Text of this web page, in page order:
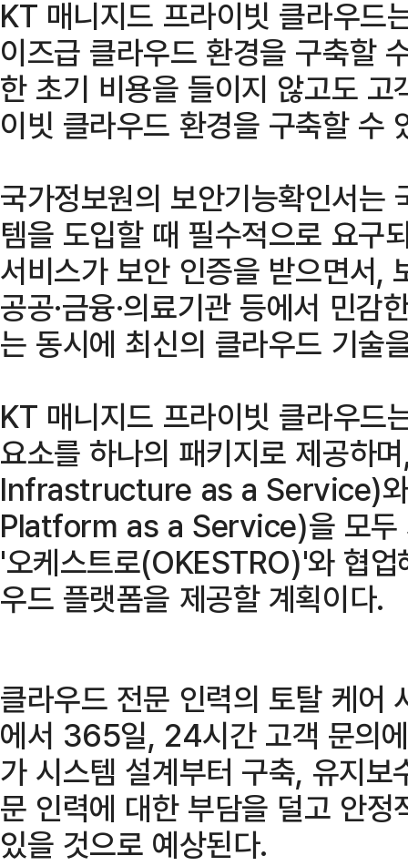
KT 매니지드 프라이빗 클라우드
이즈급 클라우드 환경을 구축할
한 초기 비용을 들이지 않고도
이빗 클라우드 환경을 구축할 수
국가정보원의 보안기능확인서는
템을 도입할 때 필수적으로 요구
서비스가 보안 인증을 받으면서,
공공·금융·의료기관 등에서 민감
는 동시에 최신의 클라우드 기술
KT 매니지드 프라이빗 클라우드
요소를 하나의 패키지로 제공하
Infrastructure as a Service)와
Platform as a Service)을 모두
'오케스트로(OKESTRO)'와 협
우드 플랫폼을 제공할 계획이다.
클라우드 전문 인력의 토탈 케어
에서 365일, 24시간 고객 문의
가 시스템 설계부터 구축, 유지
문 인력에 대한 부담을 덜고 안
있을 것으로 예상된다.